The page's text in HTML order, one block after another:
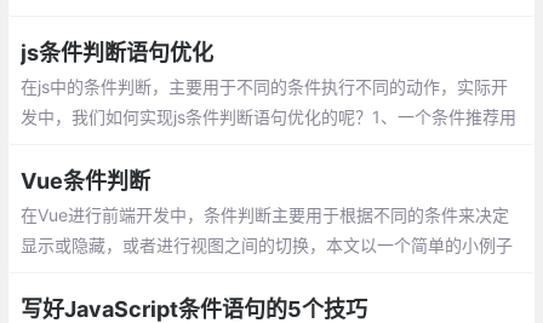
问题照样存在）
js条件判断语句优化
在js中的条件判断，主要用于不同的条件执行不同的动作，实际开
发中，我们如何实现js条件判断语句优化的呢？1、一个条件推荐用
条件及以上时候推荐用switch
Vue条件判断
在Vue进行前端开发中，条件判断主要用于根据不同的条件来决定
显示或隐藏，或者进行视图之间的切换，本文以一个简单的小例子
写好JavaScript条件语句的5个技巧